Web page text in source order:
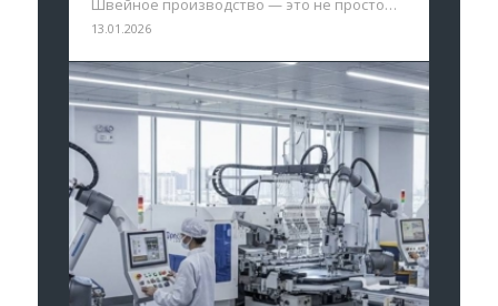
Швейное производство — это не просто…
13.01.2026